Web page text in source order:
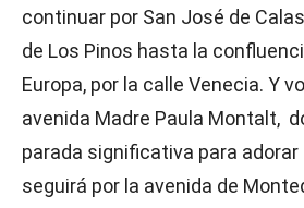
continuar por San José de
de Los Pinos hasta la
Europa, por la calle Venecia. Y
avenida Madre Paula Montalt,
parada significativa para adorar
seguirá por la avenida de